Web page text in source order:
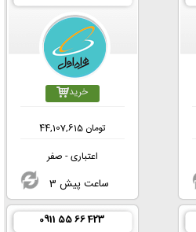
خرید
44,107,615 تومان
اعتباری - صفر
3 ساعت پیش
0911 55 66 423